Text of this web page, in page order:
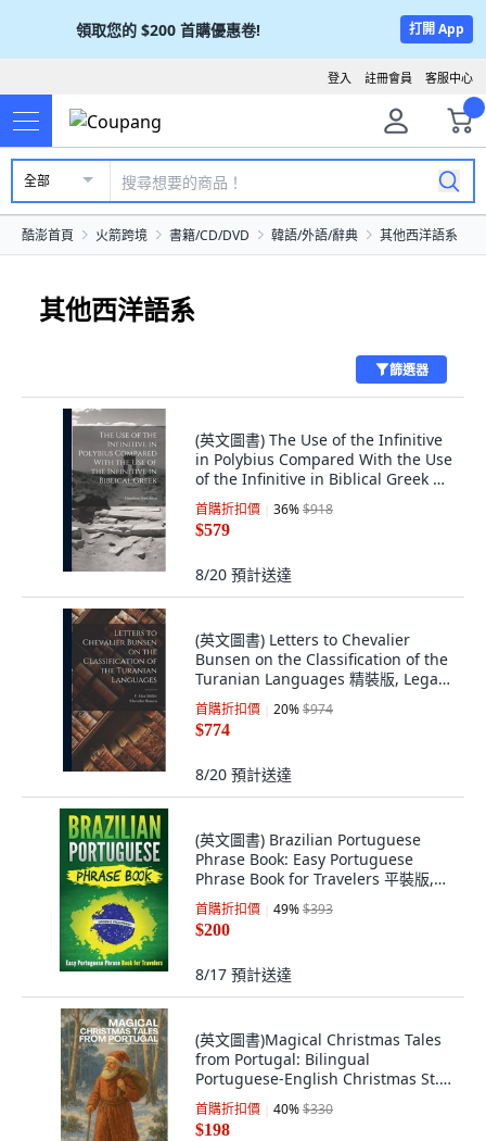
領取您的 $200 首購優惠卷! 打開 App
客服中心
註冊會員
登入
全部
酷澎首頁 火箭跨境 書籍/CD/DVD 韓語/外語/辭典 其他西洋語系
其他西洋語系
篩選器
(英文圖書) The Use of the Infinitive
in Polybius Compared With the Use
of the Infinitive in Biblical Greek 精
裝版, Legare Street Press, 英文
首購折扣價 36%$918
$579
8/20 預計送達
(英文圖書) Letters to Chevalier
Bunsen on the Classification of the
Turanian Languages 精裝版, Legare
Street Press, 英文
首購折扣價 20%$974
$774
8/20 預計送達
(英文圖書) Brazilian Portuguese
Phrase Book: Easy Portuguese
Phrase Book for Travelers 平裝版,
Createspace Independent Pub...,
英文
首購折扣價 49%$393
$200
8/17 預計送達
(英文圖書)Magical Christmas Tales
from Portugal: Bilingual
Portuguese-English Christmas St...
平裝版, Pomme Bilingual, English
首購折扣價 40%$330
$198